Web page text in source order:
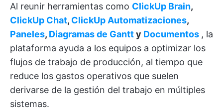
Al reunir herramientas como ClickUp Brain,
ClickUp Chat, ClickUp Automatizaciones,
Paneles, Diagramas de Gantty Documentos , la
plataforma ayuda a los equipos a optimizar los
flujos de trabajo de producción, al tiempo que
reduce los gastos operativos que suelen
derivarse de la gestión del trabajo en múltiples
sistemas.